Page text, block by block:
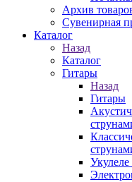
Архив
Сувенирная
Каталог
Назад
Каталог
Гитары
Назад
Гитары